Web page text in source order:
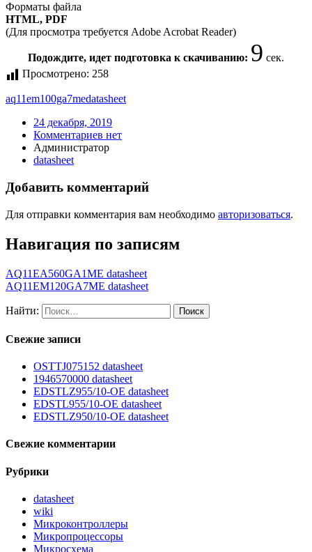
Форматы файла
HTML, PDF
(Для просмотра требуется Adobe Acrobat Reader)
Подождите, идет подготовка к скачиванию: 9 сек.
Просмотрено: 258
aq11em100ga7medatasheet
24 декабря, 2019
Комментариев нет
Администратор
datasheet
Добавить комментарий
Для отправки комментария вам необходимо авторизоваться.
Навигация по записям
AQ11EA560GA1ME datasheet
AQ11EM120GA7ME datasheet
Найти:
Свежие записи
OSTTJ075152 datasheet
1946570000 datasheet
EDSTLZ955/10-OE datasheet
EDSTL955/10-OE datasheet
EDSTLZ950/10-OE datasheet
Свежие комментарии
Рубрики
datasheet
wiki
Микроконтроллеры
Микропроцессоры
Микросхема